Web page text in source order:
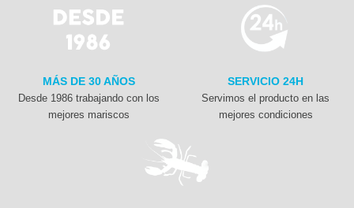
MÁS DE 30 AÑOS
Desde 1986 trabajando con los
mejores mariscos
SERVICIO 24H
Servimos el producto en las
mejores condiciones